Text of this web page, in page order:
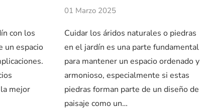
con los
un espacio
mejor
01 Marzo 2025
Cuidar los áridos naturales o piedras
en el jardín es una parte fundamental
para mantener un espacio ordenado y
armonioso, especialmente si estas
piedras forman parte de un diseño de
paisaje como un…